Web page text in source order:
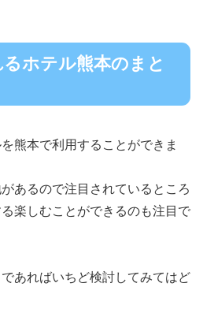
ホテル熊本のまと
熊本で利用することができま
あるので注目されているところ
楽しむことができるのも注目で
あればいちど検討してみてはど